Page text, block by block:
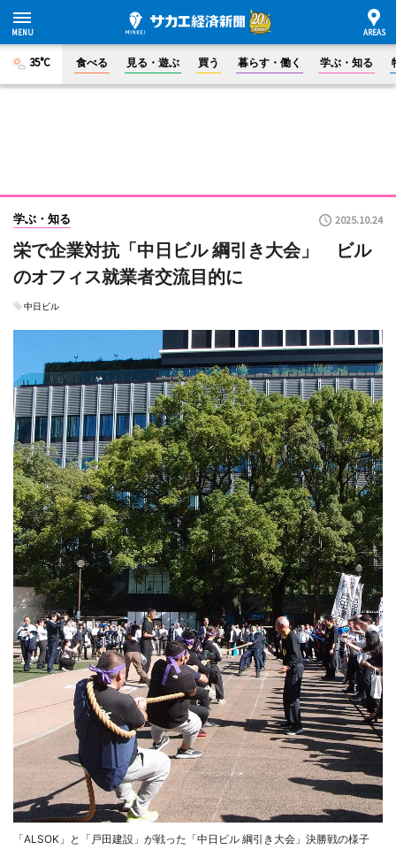
35°C 食べる 見る・遊ぶ 買う 暮らす・働く 学ぶ・知る
学ぶ・知る 2025.10.24
栄で企業対抗「中日ビル 綱引き大会」 ビル
のオフィス就業者交流目的に
中日ビル
「ALSOK」と「戸田建設」が戦った「中日ビル 綱引き大会」決勝戦の様子